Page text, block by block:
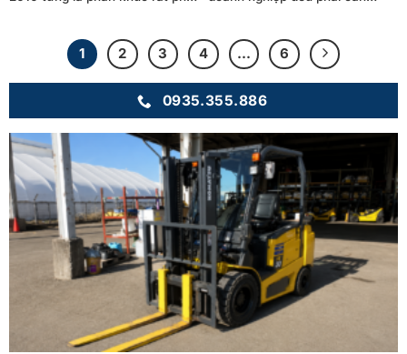
1 2 3 4 … 6
0935.355.886